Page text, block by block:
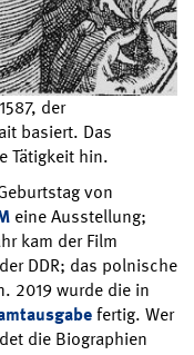
der
basiert. Das
Tätigkeit hin.
von
eine Ausstellung;
kam der Film
DDR; das polnische
2019 wurde die in
fertig. Wer
die Biographien